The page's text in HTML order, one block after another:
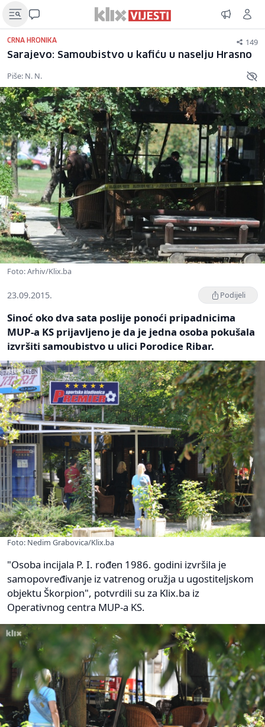
CRNA HRONIKA 149
Sarajevo: Samoubistvo u kafiću u naselju Hrasno
Piše: N. N.
Foto: Arhiv/Klix.ba
23.09.2015. Podijeli
Sinoć oko dva sata poslije ponoći pripadnicima
MUP-a KS prijavljeno je da je jedna osoba pokušala
izvršiti samoubistvo u ulici Porodice Ribar.
Foto: Nedim Grabovica/Klix.ba
"Osoba incijala P. I. rođen 1986. godini izvršila je
samopovređivanje iz vatrenog oružja u ugostiteljskom
objektu Škorpion", potvrdili su za Klix.ba iz
Operativnog centra MUP-a KS.